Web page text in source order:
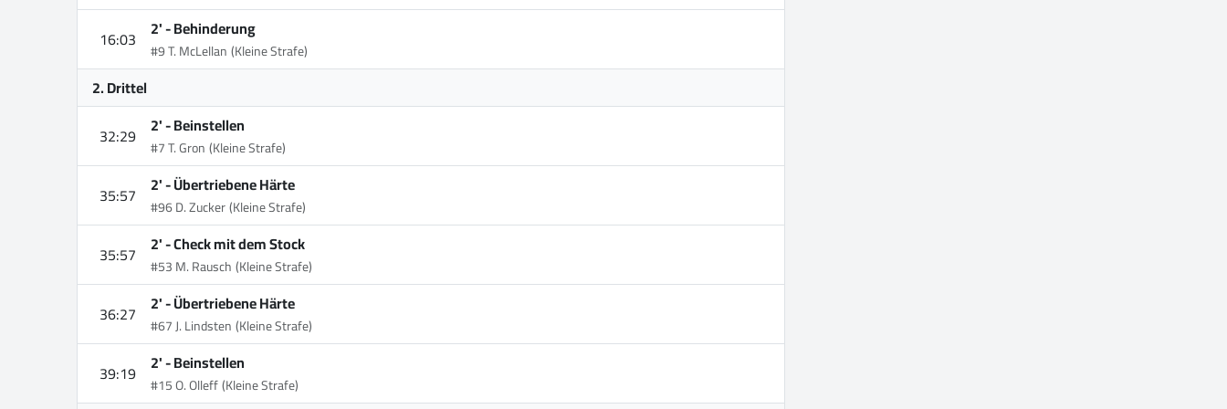
16:03 2' -Behinderung
#9 T. McLellan(Kleine Strafe)
2. Drittel
32:29 2' -Beinstellen
#7 T. Gron(Kleine Strafe)
35:57 2' -Übertriebene Härte
#96 D. Zucker(Kleine Strafe)
35:57 2' -Check mit dem Stock
#53 M. Rausch(Kleine Strafe)
36:27 2' -Übertriebene Härte
#67 J. Lindsten(Kleine Strafe)
39:19 2' -Beinstellen
#15 O. Olleff(Kleine Strafe)